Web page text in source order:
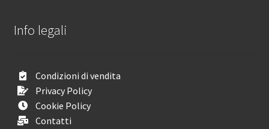
Info legali
Condizioni di vendita
Privacy Policy
Cookie Policy
Contatti